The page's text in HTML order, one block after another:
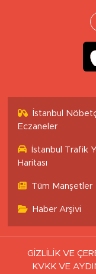
İstanbul
Eczaneler
İstanbul Trafik
Haritası
Tüm Manşetler
Haber Arşivi
GİZLİLİK VE
KVKK VE